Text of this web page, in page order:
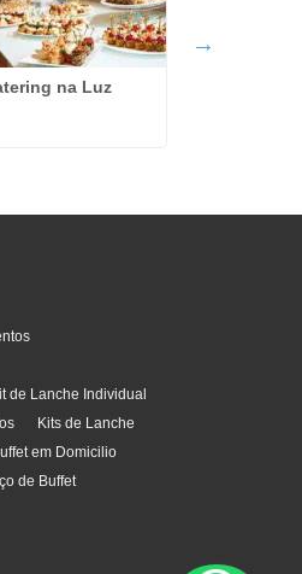
na Luz
de Lanche Individual
Kits de Lanche
em Domicilio
de Buffet